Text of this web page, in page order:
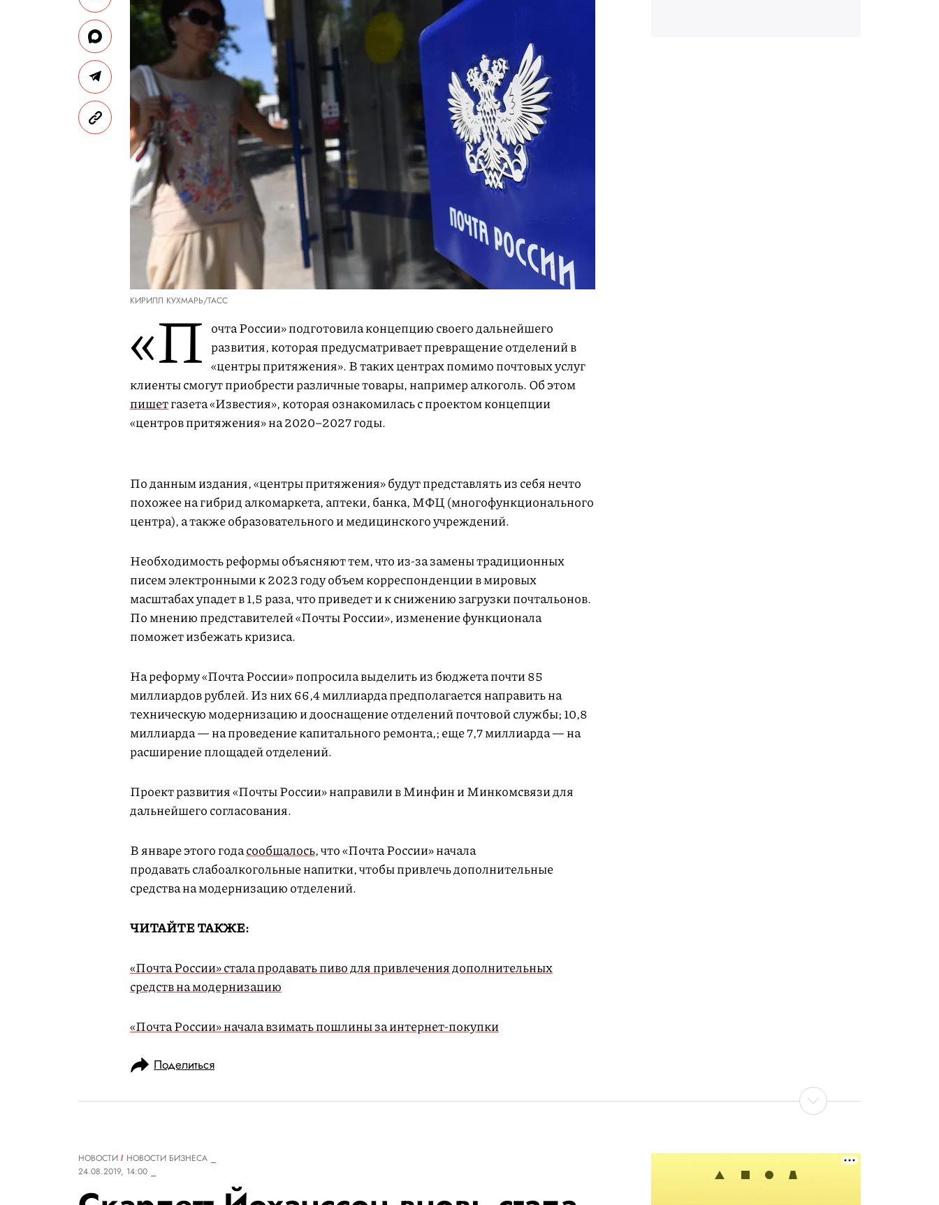
КИРИЛЛ КУХМАРЬ/ТАСС
«П очта России» подготовила концепцию своего дальнейшего
развития, которая предусматривает превращение отделений в
«центры притяжения». В таких центрах помимо почтовых услуг
клиенты смогут приобрести различные товары, например алкоголь. Об этом
пишетгазета «Известия», которая ознакомилась с проектом концепции
«центров притяжения» на 2020–2027 годы.
По данным издания, «центры притяжения» будут представлять из себя нечто
похожее на гибрид алкомаркета, аптеки, банка, МФЦ (многофункционального
центра), а также образовательного и медицинского учреждений.
Необходимость реформы объясняют тем, что из-за замены традиционных
писем электронными к 2023 году объем корреспонденции в мировых
масштабах упадет в 1,5 раза, что приведет и к снижению загрузки почтальонов.
По мнению представителей «Почты России», изменение функционала
поможет избежать кризиса.
На реформу «Почта России» попросила выделить из бюджета почти 85
миллиардов рублей. Из них 66,4 миллиарда предполагается направить на
техническую модернизацию и дооснащение отделений почтовой службы; 10,8
миллиарда — на проведение капитального ремонта,; еще 7,7 миллиарда — на
расширение площадей отделений.
Проект развития «Почты России» направили в Минфин и Минкомсвязи для
дальнейшего согласования.
В январе этого годасообщалось, что «Почта России» начала
продавать слабоалкогольные напитки, чтобы привлечь дополнительные
средства на модернизацию отделений.
ЧИТАЙТЕ ТАКЖЕ:
«Почта России» стала продавать пиво для привлечения дополнительных
средств на модернизацию
«Почта России» начала взимать пошлины за интернет-покупки
Поделиться
НОВОСТИ
НОВОСТИ БИЗНЕСА
24.08.2019, 14:00